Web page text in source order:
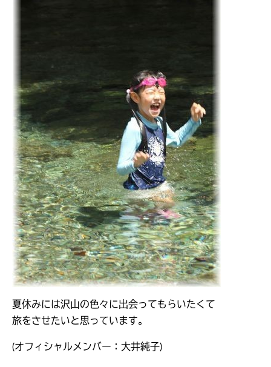
夏休みには沢山の色々に出会ってもらいたくて
旅をさせたいと思っています。
(オフィシャルメンバー：大井純子)